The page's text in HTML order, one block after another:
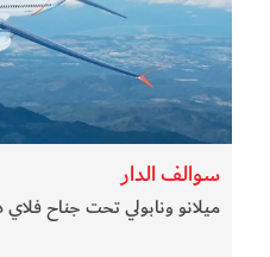
سوالف الدار
ميلانو ونابولي تحت جناح فلاي